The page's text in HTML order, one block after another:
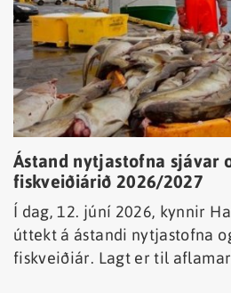
Ástand nytjastofna sjávar
fiskveiðiárið 2026/2027
Í dag, 12. júní 2026, kynnir
úttekt á ástandi nytjastofna
fiskveiðiár. Lagt er til